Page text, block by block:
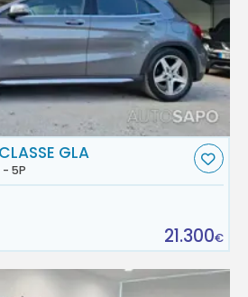
GLA
- 5P
21.300€